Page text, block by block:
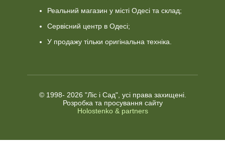
Реальний магазин у місті Одесі та склад;
Сервісний центр в Одесі;
У продажу тільки оригінальна техніка.
© 1998- 2026 "Ліс і Сад", усі права захищені.
Розробка та просування сайту
Holostenko & partners